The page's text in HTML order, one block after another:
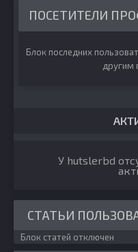
ПОСЕТИТЕЛИ
Блок последних
другим
У hutslerbd
СТАТЬИ
Блок статей отключен